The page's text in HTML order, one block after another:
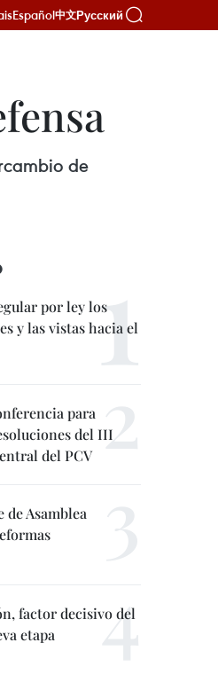
Español中文Русский
de
por ley los
y las vistas hacia el
para
del III
del PCV
Asamblea
factor decisivo del
etapa